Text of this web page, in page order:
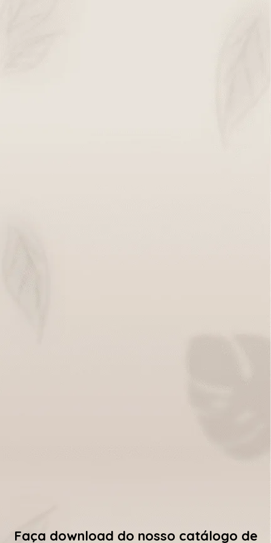
Faça download do nosso catálogo de